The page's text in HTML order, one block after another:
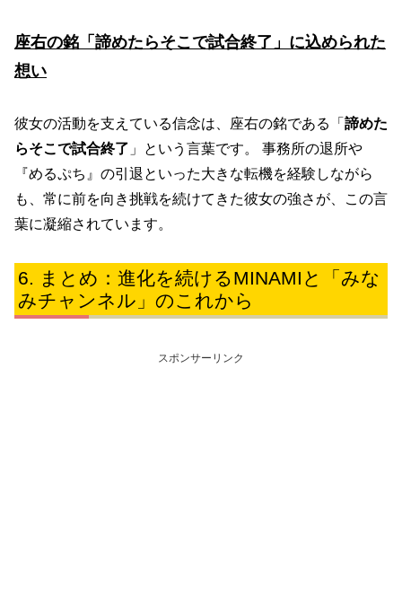
座右の銘「諦めたらそこで試合終了」に込められた
想い
彼女の活動を支えている信念は、座右の銘である「 諦めた
らそこで試合終了 」という言葉です。 事務所の退所や
『めるぷち』の引退といった大きな転機を経験しながら
も、常に前を向き挑戦を続けてきた彼女の強さが、この言
葉に凝縮されています。
まとめ：進化を続けるMINAMIと「みな
みチャンネル」のこれから
スポンサーリンク